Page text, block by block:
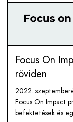
Focus On
röviden
2022.
Focus On Impact
befektetések és